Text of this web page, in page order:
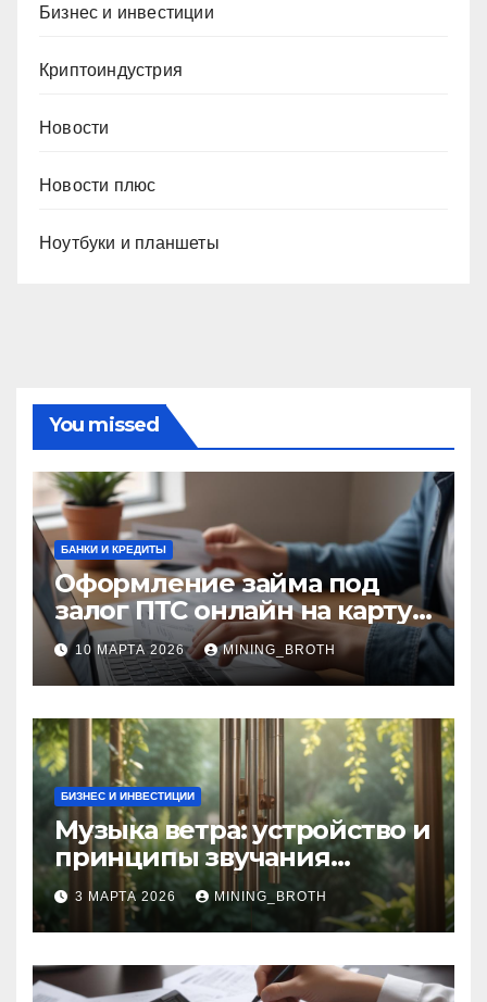
Бизнес и инвестиции
Криптоиндустрия
Новости
Новости плюс
Ноутбуки и планшеты
You missed
БАНКИ И КРЕДИТЫ
Оформление займа под
залог ПТС онлайн на карту
без визита в офис: порядок,
требования и документы
10 МАРТА 2026 MINING_BROTH
БИЗНЕС И ИНВЕСТИЦИИ
Музыка ветра: устройство и
принципы звучания
колокольчиков
3 МАРТА 2026 MINING_BROTH